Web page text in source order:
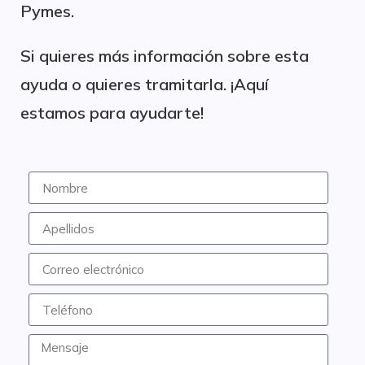
Pymes.
Si quieres más información sobre esta
ayuda o quieres tramitarla. ¡Aquí
estamos para ayudarte!